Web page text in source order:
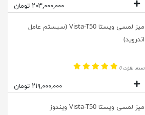
۲۰۳,۰۰۰,۰۰۰ تومان
میز لمسی ویستا Vista-T50 (سیستم عامل
اندروید)
تعداد نظرات 0
۲۱۹,۰۰۰,۰۰۰ تومان
میز لمسی ویستا Vista-T50 ویندوز